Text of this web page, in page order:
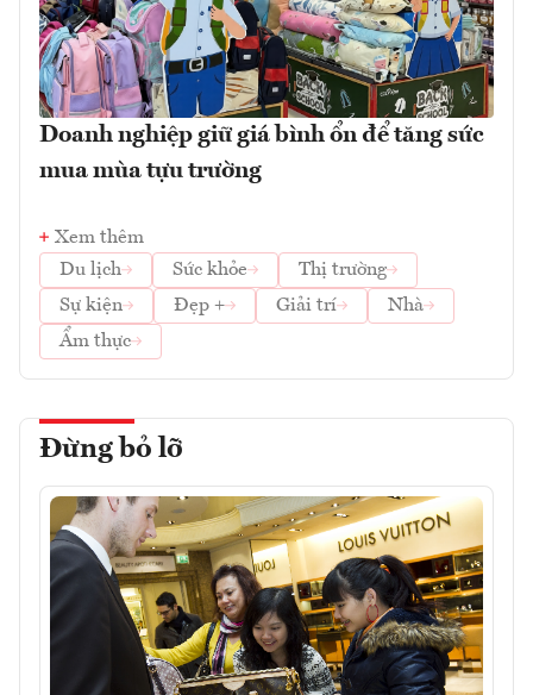
Doanh nghiệp giữ giá bình ổn để tăng sức
mua mùa tựu trường
Xem thêm
Du lịch
Sức khỏe
Thị trường
Sự kiện
Đẹp + Giải trí
Nhà
Ẩm thực
Đừng bỏ lỡ